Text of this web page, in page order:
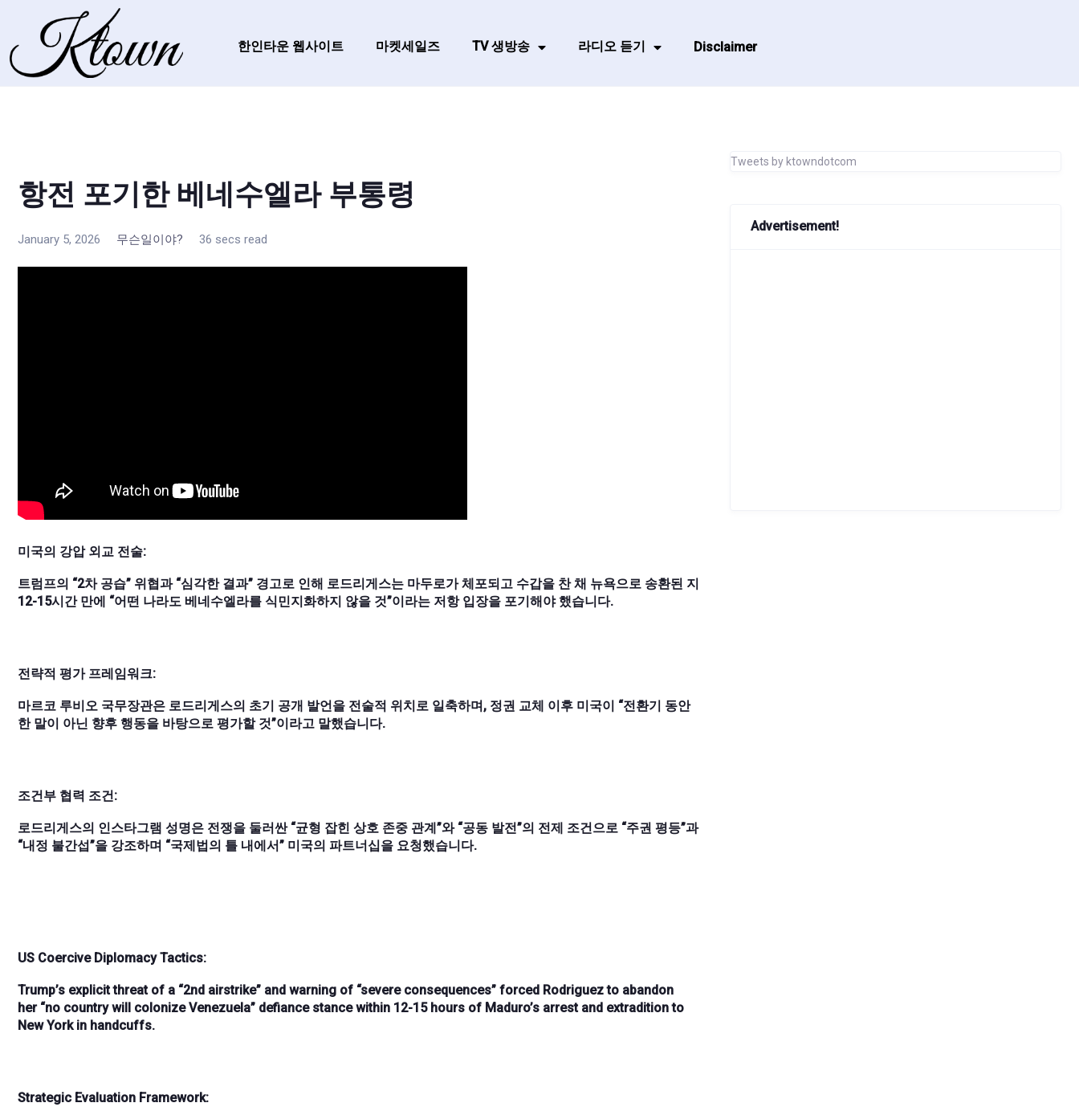
한인타운 웹사이트 마켓세일즈 TV 생방송 라디오 듣기 Disclaimer
항전 포기한 베네수엘라 부통령
January 5, 2026 무슨일이야? 36 secs read
미국의 강압 외교 전술:
트럼프의 “2차 공습” 위협과 “심각한 결과” 경고로 인해 로드리게스는 마두로가 체포되고 수갑을 찬 채 뉴욕으로 송환된 지
12-15시간 만에 “어떤 나라도 베네수엘라를 식민지화하지 않을 것”이라는 저항 입장을 포기해야 했습니다.
전략적 평가 프레임워크:
마르코 루비오 국무장관은 로드리게스의 초기 공개 발언을 전술적 위치로 일축하며, 정권 교체 이후 미국이 “전환기 동안
한 말이 아닌 향후 행동을 바탕으로 평가할 것”이라고 말했습니다.
조건부 협력 조건:
로드리게스의 인스타그램 성명은 전쟁을 둘러싼 “균형 잡힌 상호 존중 관계”와 “공동 발전”의 전제 조건으로 “주권 평등”과
“내정 불간섭”을 강조하며 “국제법의 틀 내에서” 미국의 파트너십을 요청했습니다.
US Coercive Diplomacy Tactics:
Trump’s explicit threat of a “2nd airstrike” and warning of “severe consequences” forced Rodriguez to abandon
her “no country will colonize Venezuela” defiance stance within 12-15 hours of Maduro’s arrest and extradition to
New York in handcuffs.
Strategic Evaluation Framework:
Tweets by ktowndotcom
Advertisement!